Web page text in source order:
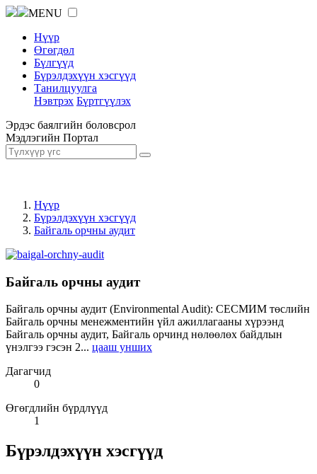
MENU
Нүүр
Өгөгдөл
Бүлгүүд
Бүрэлдэхүүн хэсгүүд
Танилцуулга
Нэвтрэх Бүртгүүлэх
Эрдэс баялгийн боловсрол
Мэдлэгийн Портал
Нүүр
Бүрэлдэхүүн хэсгүүд
Байгаль орчны аудит
Байгаль орчны аудит
Байгаль орчны аудит (Environmental Audit): СЕСМИМ төслийн
Байгаль орчны менежментийн үйл ажиллагааны хүрээнд
Байгаль орчны аудит, Байгаль орчинд нөлөөлөх байдлын
үнэлгээ гэсэн 2... цааш унших
Дагагчид
0
Өгөгдлийн бүрдлүүд
1
Бүрэлдэхүүн хэсгүүд